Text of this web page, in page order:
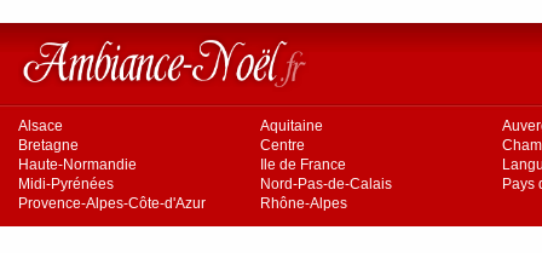
Alsace Aquitaine
Bretagne
Centre
Haute-Normandie
Ile de France
Midi-Pyrénées
Nord-Pas-de-Calais
Pays
Provence-Alpes-Côte-d'Azur
Rhône-Alpes